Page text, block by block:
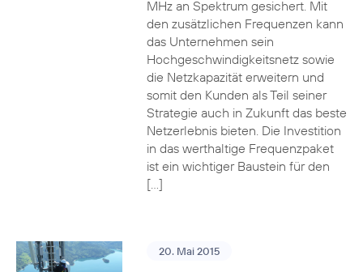
MHz an Spektrum gesichert. Mit
den zusätzlichen Frequenzen kann
das Unternehmen sein
Hochgeschwindigkeitsnetz sowie
die Netzkapazität erweitern und
somit den Kunden als Teil seiner
Strategie auch in Zukunft das beste
Netzerlebnis bieten. Die Investition
in das werthaltige Frequenzpaket
ist ein wichtiger Baustein für den
[…]
20. Mai 2015